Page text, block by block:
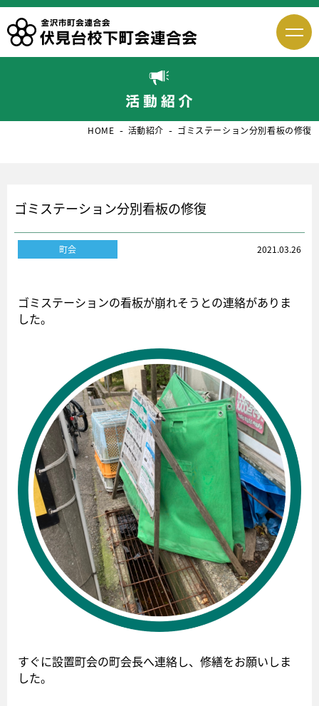
HOME 活動紹介 ゴミステーション分別看板の修復
ゴミステーション分別看板の修復
町会 2021.03.26
ゴミステーションの看板が崩れそうとの連絡がありま
した。
すぐに設置町会の町会長へ連絡し、修繕をお願いしま
した。